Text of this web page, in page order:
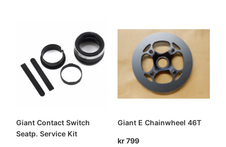
Giant Contact Switch
Seatp. Service Kit
Giant E Chainwheel 46T
kr799